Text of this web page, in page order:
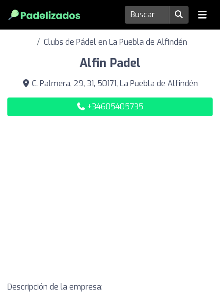
Clubs de Pádel en La Puebla de Alfindén
Alfin Padel
C. Palmera, 29, 31, 50171, La Puebla de Alfindén
+34605405735
Descripción de la empresa: